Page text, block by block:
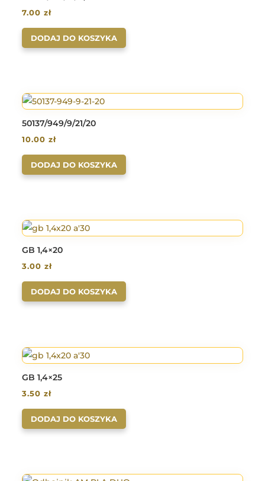
7.00zł
DODAJ DO KOSZYKA
50137/949/9/21/20
10.00zł
DODAJ DO KOSZYKA
GB 1,4×20
3.00zł
DODAJ DO KOSZYKA
GB 1,4×25
3.50zł
DODAJ DO KOSZYKA